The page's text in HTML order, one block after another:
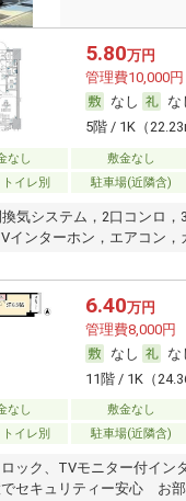
5.80万円
管理費10,000円
なし
な
5階 / 1K（
なし 敷金なし
イレ別
駐車場(近隣含)
気システム，2口コンロ，
インターホン，エアコン，
6.40万円
管理費8,000円
なし
な
11階 / 1K（
なし 敷金なし
イレ別
駐車場(近隣含)
ック、TVモニター付イン
セキュリティー安心 お部